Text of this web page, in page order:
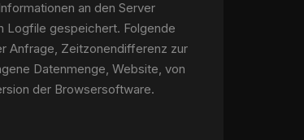
an den Server
Logfile gespeichert. Folgende
Anfrage, Zeitzonendifferenz zur
Datenmenge, Website, von
der Browsersoftware.